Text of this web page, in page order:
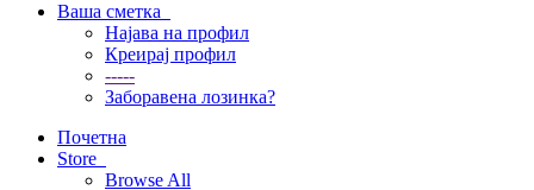
Ваша сметка
Најава на профил
Креирај профил
-----
Заборавена лозинка?
Почетна
Store
Browse All